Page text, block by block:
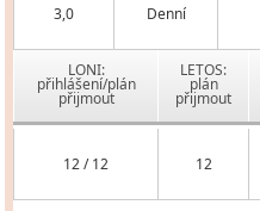
3,0 Denní
LONI:
přihlášení/plán
přijmout
LETOS:
plán
přijmout
12 / 12 12